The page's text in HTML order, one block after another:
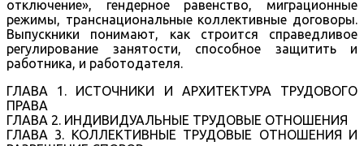
отключение», гендерное равенство, миграционные
режимы, транснациональные коллективные договоры.
Выпускники понимают, как строится справедливое
регулирование занятости, способное защитить и
работника, и работодателя.
ГЛАВА 1. ИСТОЧНИКИ И АРХИТЕКТУРА ТРУДОВОГО
ПРАВА
ГЛАВА 2. ИНДИВИДУАЛЬНЫЕ ТРУДОВЫЕ ОТНОШЕНИЯ
ГЛАВА 3. КОЛЛЕКТИВНЫЕ ТРУДОВЫЕ ОТНОШЕНИЯ И